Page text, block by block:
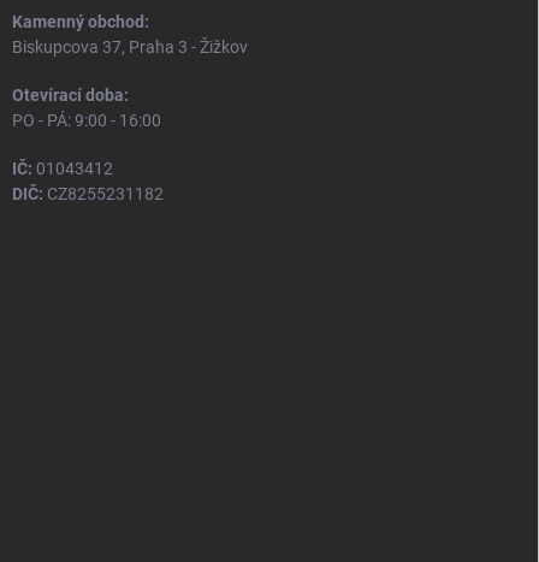
Kamenný obchod:
Biskupcova 37, Praha 3 - Žižkov
Otevírací doba:
PO - PÁ: 9:00 - 16:00
IČ: 01043412
DIČ: CZ8255231182